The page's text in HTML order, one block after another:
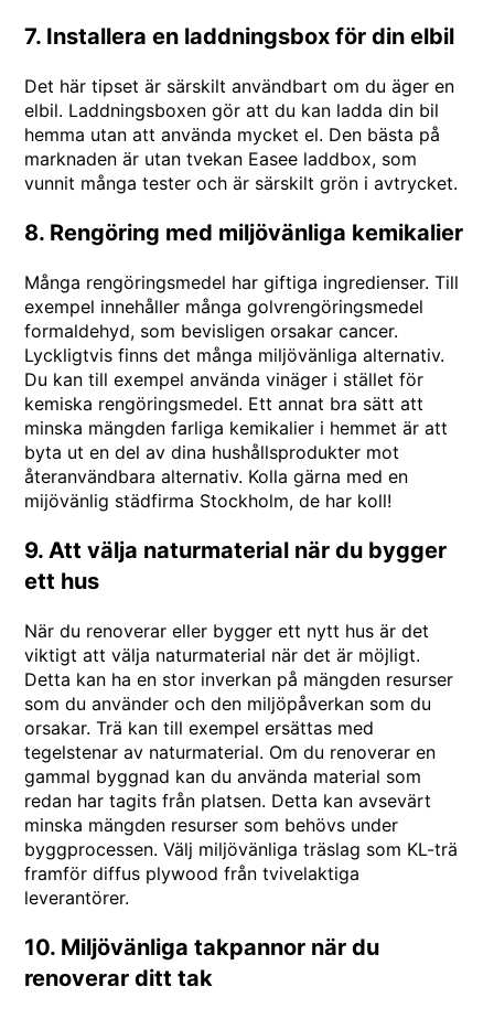
7. Installera en laddningsbox för din elbil
Det här tipset är särskilt användbart om du äger en
elbil. Laddningsboxen gör att du kan ladda din bil
hemma utan att använda mycket el. Den bästa på
marknaden är utan tvekan Easee laddbox, som
vunnit många tester och är särskilt grön i avtrycket.
8. Rengöring med miljövänliga kemikalier
Många rengöringsmedel har giftiga ingredienser. Till
exempel innehåller många golvrengöringsmedel
formaldehyd, som bevisligen orsakar cancer.
Lyckligtvis finns det många miljövänliga alternativ.
Du kan till exempel använda vinäger i stället för
kemiska rengöringsmedel. Ett annat bra sätt att
minska mängden farliga kemikalier i hemmet är att
byta ut en del av dina hushållsprodukter mot
återanvändbara alternativ. Kolla gärna med en
mijövänlig städfirma Stockholm, de har koll!
9. Att välja naturmaterial när du bygger
ett hus
När du renoverar eller bygger ett nytt hus är det
viktigt att välja naturmaterial när det är möjligt.
Detta kan ha en stor inverkan på mängden resurser
som du använder och den miljöpåverkan som du
orsakar. Trä kan till exempel ersättas med
tegelstenar av naturmaterial. Om du renoverar en
gammal byggnad kan du använda material som
redan har tagits från platsen. Detta kan avsevärt
minska mängden resurser som behövs under
byggprocessen. Välj miljövänliga träslag som KL-trä
framför diffus plywood från tvivelaktiga
leverantörer.
10. Miljövänliga takpannor när du
renoverar ditt tak